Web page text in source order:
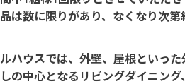
は数に限りがあり、なくなり次第
ハウスでは、外壁、屋根といった
の中心となるリビングダイニング、